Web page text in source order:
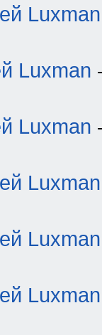
Luxman
Luxman
Luxman
Luxman
Luxman
Luxman